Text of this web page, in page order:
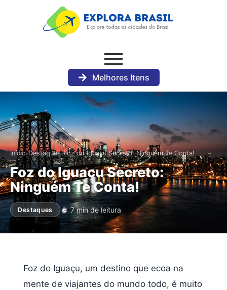
Melhores Itens
Início›Destaques›Foz do Iguaçu Secreto: Ninguém Te Conta!
Foz do Iguaçu Secreto:
Ninguém Te Conta!
Destaques 7 min de leitura
Foz do Iguaçu, um destino que ecoa na
mente de viajantes do mundo todo, é muito